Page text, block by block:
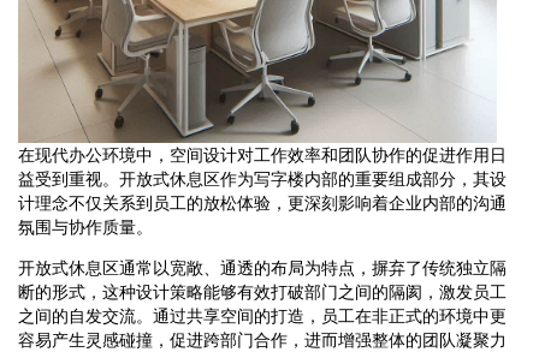
在现代办公环境中，空间设计对工作效率和团队协作的促进作用日
益受到重视。开放式休息区作为写字楼内部的重要组成部分，其设
计理念不仅关系到员工的放松体验，更深刻影响着企业内部的沟通
氛围与协作质量。
开放式休息区通常以宽敞、通透的布局为特点，摒弃了传统独立隔
断的形式，这种设计策略能够有效打破部门之间的隔阂，激发员工
之间的自发交流。通过共享空间的打造，员工在非正式的环境中更
容易产生灵感碰撞，促进跨部门合作，进而增强整体的团队凝聚力